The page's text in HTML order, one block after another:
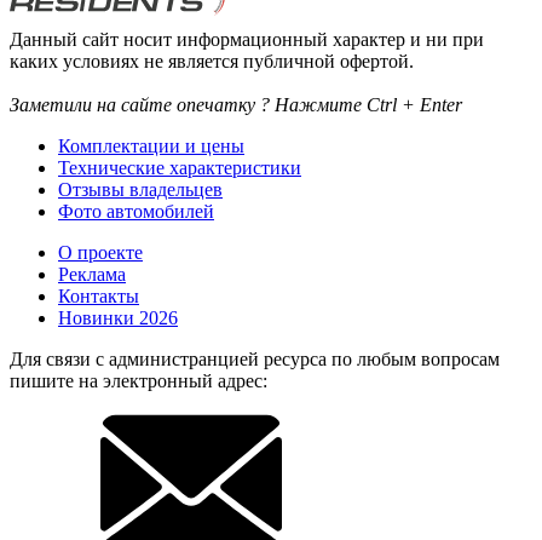
Данный сайт носит информационный характер и ни при
каких условиях не является публичной офертой.
Заметили на сайте опечатку ? Нажмите Ctrl + Enter
Комплектации и цены
Технические характеристики
Отзывы владельцев
Фото автомобилей
О проекте
Реклама
Контакты
Новинки 2026
Для связи с администранцией ресурса по любым вопросам
пишите на электронный адрес: